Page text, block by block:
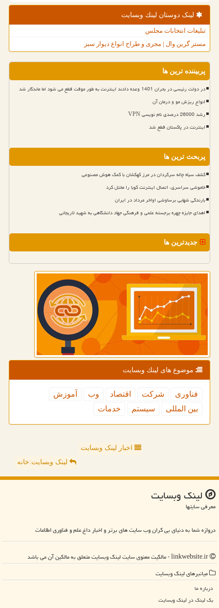
لینک دوستان لینك وبسایت
تبلیغات انتخابات مجلس
مستر گرین وال | مجری و طراح انواع دیوار سبز
پربیننده ترین ها
در دولت رئیسی در بحران 1401 وعده دادند اینترنت به طور موقت قطع می شود اما ماندگار شد
انواع ریزش مو و درمان آن
رشد 26000 درصدی نام نویسی VPN
اینترنت در پاکستان قطع شد
پربحث ترین ها
کشف سیاه چاله سرگردان در مرز کهکشان با کمک هوش مصنوعی
خاموشی سراسری، اتصال اینترنت کوبا را مختل کرد
بارندگی شهابی برساوشی اواخر مرداد در ایران
اهدای جایزه چهره برجسته علمی و فرهنگی جهاد دانشگاهی به شهید لاریجانی
جدیدترین ها
موضوع های لینك وبسایت
فناوری شركت اقتصاد وب
آموزش
بین المللی
سیستم خدمات
اخبار لینک وبسایت
لینک وبسایت:خانه
لینك وبسایت
معرفی سایتها
دروازه شما به دنیای بی کران وب سایت های برتر و اخبار داغ علم و فناوری اطلاعات
میانبرهای لینك وبسایت
درباره ما
بک لینک در لینك وبسایت